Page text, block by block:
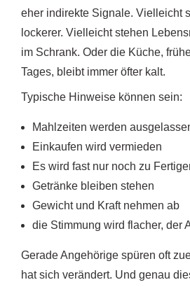
eher indirekte Signale. Vielleicht
lockerer. Vielleicht stehen
im Schrank. Oder die Küche,
Tages, bleibt immer öfter kalt.
Typische Hinweise können sein:
Mahlzeiten werden
Einkaufen wird vermieden
Es wird fast nur noch zu
Getränke bleiben stehen
Gewicht und Kraft nehmen ab
die Stimmung wird flacher, der
Gerade Angehörige spüren oft
hat sich verändert. Und genau